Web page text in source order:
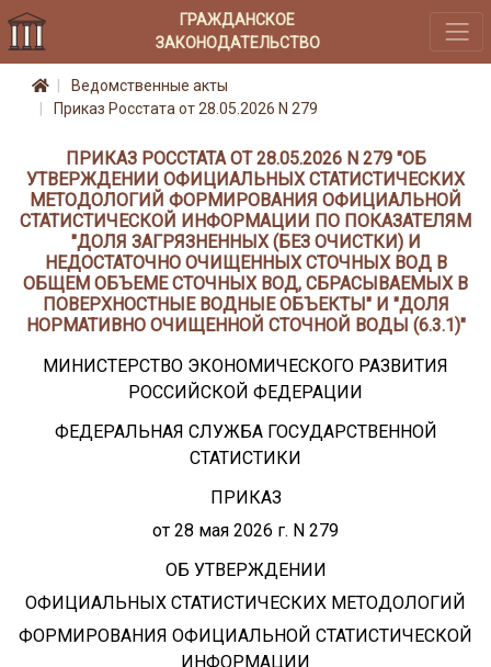
ГРАЖДАНСКОЕ
ЗАКОНОДАТЕЛЬСТВО
Ведомственные акты
Приказ Росстата от 28.05.2026 N 279
ПРИКАЗ РОССТАТА ОТ 28.05.2026 N 279 "ОБ
УТВЕРЖДЕНИИ ОФИЦИАЛЬНЫХ СТАТИСТИЧЕСКИХ
МЕТОДОЛОГИЙ ФОРМИРОВАНИЯ ОФИЦИАЛЬНОЙ
СТАТИСТИЧЕСКОЙ ИНФОРМАЦИИ ПО ПОКАЗАТЕЛЯМ
"ДОЛЯ ЗАГРЯЗНЕННЫХ (БЕЗ ОЧИСТКИ) И
НЕДОСТАТОЧНО ОЧИЩЕННЫХ СТОЧНЫХ ВОД В
ОБЩЕМ ОБЪЕМЕ СТОЧНЫХ ВОД, СБРАСЫВАЕМЫХ В
ПОВЕРХНОСТНЫЕ ВОДНЫЕ ОБЪЕКТЫ" И "ДОЛЯ
НОРМАТИВНО ОЧИЩЕННОЙ СТОЧНОЙ ВОДЫ (6.3.1)"
МИНИСТЕРСТВО ЭКОНОМИЧЕСКОГО РАЗВИТИЯ
РОССИЙСКОЙ ФЕДЕРАЦИИ
ФЕДЕРАЛЬНАЯ СЛУЖБА ГОСУДАРСТВЕННОЙ
СТАТИСТИКИ
ПРИКАЗ
от 28 мая 2026 г. N 279
ОБ УТВЕРЖДЕНИИ
ОФИЦИАЛЬНЫХ СТАТИСТИЧЕСКИХ МЕТОДОЛОГИЙ
ФОРМИРОВАНИЯ ОФИЦИАЛЬНОЙ СТАТИСТИЧЕСКОЙ
ИНФОРМАЦИИ